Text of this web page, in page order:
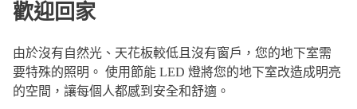
歡迎回家
由於沒有自然光、天花板較低且沒有窗戶，您的地下室需
要特殊的照明。 使用節能 LED 燈將您的地下室改造成明亮
的空間，讓每個人都感到安全和舒適。